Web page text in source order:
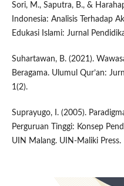
Sori, M., Saputra, B., &
Indonesia: Analisis Terhadap
Edukasi Islami: Jurnal
Suhartawan, B. (2021).
Beragama. Ulumul Qur’an:
1(2).
Suprayugo, I. (2005).
Perguruan Tinggi: Konsep
UIN Malang. UIN-Maliki Press.